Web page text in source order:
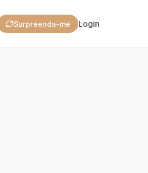
Surpreenda-me Login